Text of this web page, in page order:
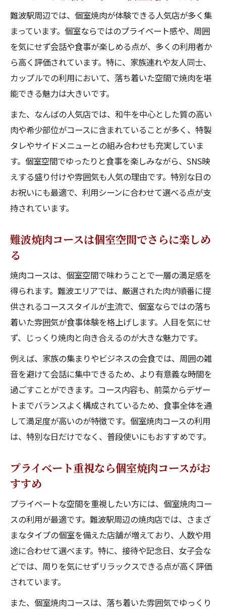
難波駅周辺では、個室焼肉が体験できる人気店が多く集
まっています。個室ならではのプライベート感や、周囲
を気にせず会話や食事が楽しめる点が、多くの利用者か
ら高く評価されています。特に、家族連れや友人同士、
カップルでの利用において、落ち着いた空間で焼肉を堪
能できる魅力は大きいです。
また、なんばの人気店では、和牛を中心とした質の高い
肉や希少部位がコースに含まれていることが多く、特製
タレやサイドメニューとの組み合わせも充実していま
す。個室空間でゆったりと食事を楽しみながら、SNS映
えする盛り付けや雰囲気も人気の理由です。特別な日の
お祝いにも最適で、利用シーンに合わせて選べる点が支
持されています。
難波焼肉コースは個室空間でさらに楽しめ
る
焼肉コースは、個室空間で味わうことで一層の満足感を
得られます。難波エリアでは、厳選された肉が順番に提
供されるコーススタイルが主流で、個室ならではの落ち
着いた雰囲気が食事体験を格上げします。人目を気にせ
ず、じっくり焼肉と向き合えるのが大きな魅力です。
例えば、家族の集まりやビジネスの会食では、周囲の雑
音を避けて会話に集中できるため、より有意義な時間を
過ごすことができます。コース内容も、前菜からデザー
トまでバランスよく構成されているため、食事全体を通
して満足度が高いのが特徴です。個室焼肉コースの利用
は、特別な日だけでなく、普段使いにもおすすめです。
プライベート重視なら個室焼肉コースがお
すすめ
プライベートな空間を重視したい方には、個室焼肉コー
スの利用が最適です。難波駅周辺の焼肉店では、さまざ
まなタイプの個室を備えた店舗が増えており、人数や用
途に合わせて選べます。特に、接待や記念日、女子会な
どでは、周りを気にせずリラックスできる点が高く評価
されています。
また、個室焼肉コースは、落ち着いた雰囲気でゆっくり